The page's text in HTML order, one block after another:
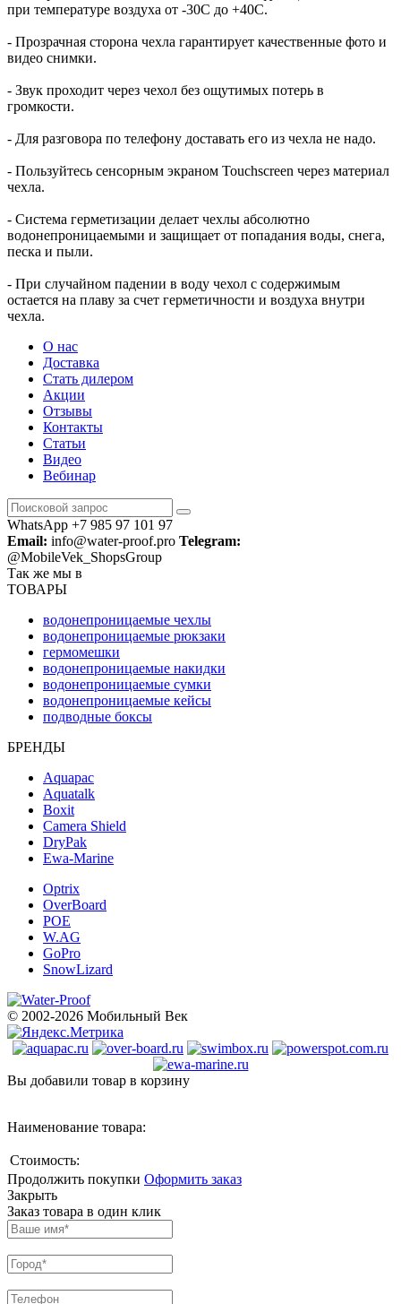
при температуре воздуха от -30C до +40C.
- Прозрачная сторона чехла гарантирует качественные фото и
видео снимки.
- Звук проходит через чехол без ощутимых потерь в
громкости.
- Для разговора по телефону доставать его из чехла не надо.
- Пользуйтесь сенсорным экраном Touchscreen через материал
чехла.
- Система герметизации делает чехлы абсолютно
водонепроницаемыми и защищает от попадания воды, снега,
песка и пыли.
- При случайном падении в воду чехол с содержимым
остается на плаву за счет герметичности и воздуха внутри
чехла.
О нас
Доставка
Стать дилером
Акции
Отзывы
Контакты
Статьи
Видео
Вебинар
WhatsApp +7 985 97 101 97
Email: info@water-proof.pro Telegram:
@MobileVek_ShopsGroup
Так же мы в
ТОВАРЫ
водонепроницаемые чехлы
водонепроницаемые рюкзаки
гермомешки
водонепроницаемые накидки
водонепроницаемые сумки
водонепроницаемые кейсы
подводные боксы
БРЕНДЫ
Aquapac
Aquatalk
Boxit
Camera Shield
DryPak
Ewa-Marine
Optrix
OverBoard
POE
W.AG
GoPro
SnowLizard
© 2002-2026 Мобильный Век
Вы добавили товар в корзину
Наименование товара:
Стоимость:
Продолжить покупки Оформить заказ
Закрыть
Заказ товара в один клик